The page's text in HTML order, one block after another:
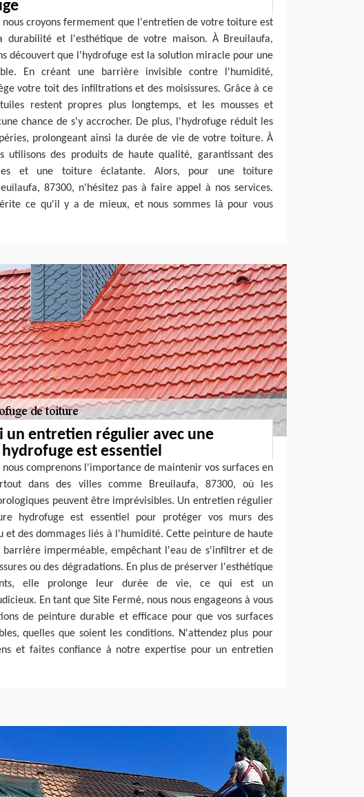
nous croyons fermement que l'entretien de votre toiture est
durabilité et l'esthétique de votre maison. À Breuilaufa,
découvert que l'hydrofuge est la solution miracle pour une
En créant une barrière invisible contre l'humidité,
votre toit des infiltrations et des moisissures. Grâce à ce
restent propres plus longtemps, et les mousses et
chance de s'y accrocher. De plus, l'hydrofuge réduit les
prolongeant ainsi la durée de vie de votre toiture. À
utilisons des produits de haute qualité, garantissant des
et une toiture éclatante. Alors, pour une toiture
87300, n'hésitez pas à faire appel à nos services.
ce qu'il y a de mieux, et nous sommes là pour vous
un entretien régulier avec une
est essentiel
nous comprenons l'importance de maintenir vos surfaces en
dans des villes comme Breuilaufa, 87300, où les
peuvent être imprévisibles. Un entretien régulier
hydrofuge est essentiel pour protéger vos murs des
et des dommages liés à l'humidité. Cette peinture de haute
barrière imperméable, empêchant l'eau de s'infiltrer et de
ou des dégradations. En plus de préserver l'esthétique
elle prolonge leur durée de vie, ce qui est un
En tant que Site Fermé, nous nous engageons à vous
de peinture durable et efficace pour que vos surfaces
quelles que soient les conditions. N'attendez plus pour
et faites confiance à notre expertise pour un entretien